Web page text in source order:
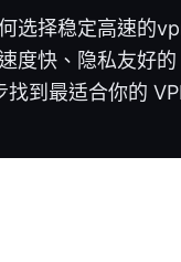
选择稳定高速的
度快、隐私友好
到最适合你的